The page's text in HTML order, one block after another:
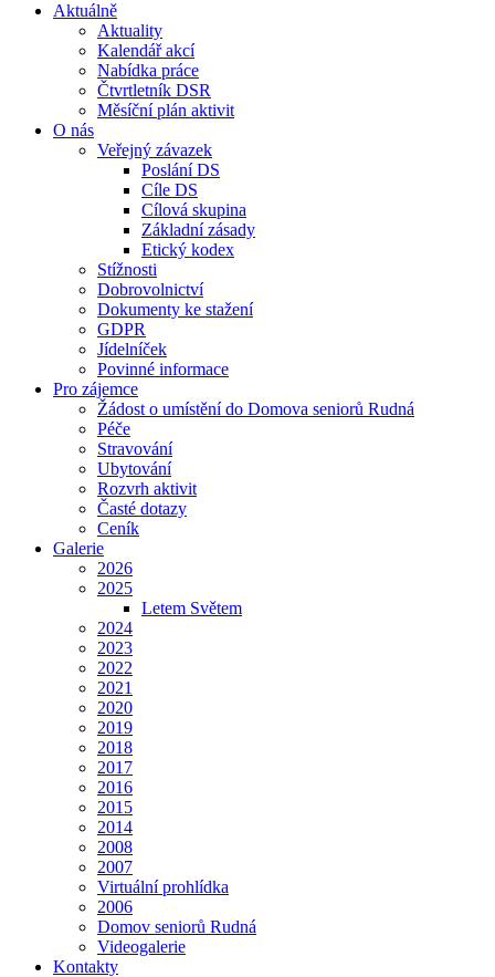
Aktuálně
Aktuality
Kalendář akcí
Nabídka práce
Čtvrtletník DSR
Měsíční plán aktivit
O nás
Veřejný závazek
Poslání DS
Cíle DS
Cílová skupina
Základní zásady
Etický kodex
Stížnosti
Dobrovolnictví
Dokumenty ke stažení
GDPR
Jídelníček
Povinné informace
Pro zájemce
Žádost o umístění do Domova seniorů Rudná
Péče
Stravování
Ubytování
Rozvrh aktivit
Časté dotazy
Ceník
Galerie
2026
2025
Letem Světem
2024
2023
2022
2021
2020
2019
2018
2017
2016
2015
2014
2008
2007
Virtuální prohlídka
2006
Domov seniorů Rudná
Videogalerie
Kontakty